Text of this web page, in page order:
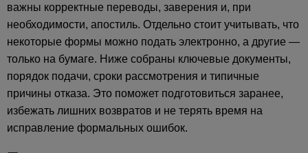
важны корректные переводы, заверения и, при
необходимости, апостиль. Отдельно стоит учитывать, что
некоторые формы можно подать электронно, а другие —
только на бумаге. Ниже собраны ключевые документы,
порядок подачи, сроки рассмотрения и типичные
причины отказа. Это поможет подготовиться заранее,
избежать лишних возвратов и не терять время на
исправление формальных ошибок.